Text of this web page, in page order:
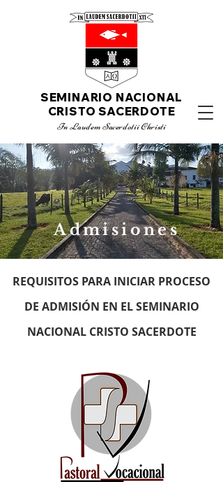
SEMINARIO NACIONAL
CRISTO SACERDOTE
In Laudem Sacerdotii Christi
Admisiones
REQUISITOS PARA INICIAR PROCESO
DE ADMISIÓN EN EL SEMINARIO
NACIONAL CRISTO SACERDOTE